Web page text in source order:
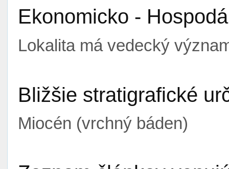
Ekonomicko -
Lokalita má vedecký
Bližšie stratigrafické
Miocén (vrchný báden)